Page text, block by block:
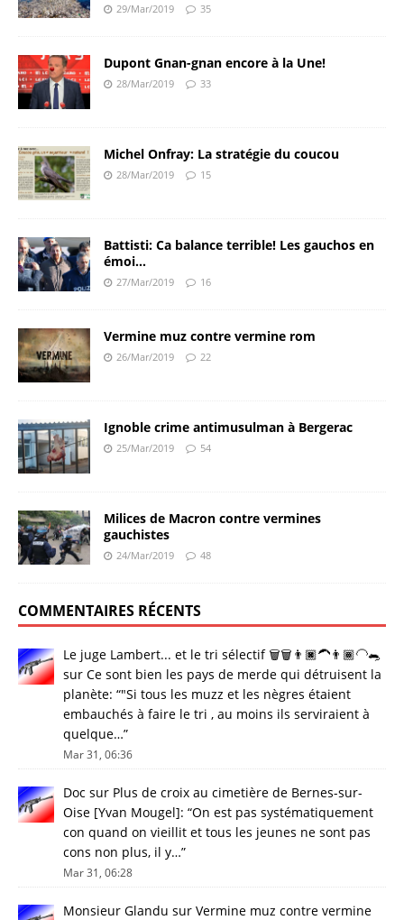
29/Mar/2019 35
Dupont Gnan-gnan encore à la Une!
28/Mar/2019 33
Michel Onfray: La stratégie du coucou
28/Mar/2019 15
Battisti: Ca balance terrible! Les gauchos en
émoi…
27/Mar/2019 16
Vermine muz contre vermine rom
26/Mar/2019 22
Ignoble crime antimusulman à Bergerac
25/Mar/2019 54
Milices de Macron contre vermines
gauchistes
24/Mar/2019 48
COMMENTAIRES RÉCENTS
Le juge Lambert... et le tri sélectif 🗑🗑👨🏿‍🦱👨🏾‍🦲🐀
sur Ce sont bien les pays de merde qui détruisent la
planète: “"Si tous les muzz et les nègres étaient
embauchés à faire le tri , au moins ils serviraient à
quelque…”
Mar 31, 06:36
Doc sur Plus de croix au cimetière de Bernes-sur-
Oise [Yvan Mougel]: “On est pas systématiquement
con quand on vieillit et tous les jeunes ne sont pas
cons non plus, il y…”
Mar 31, 06:28
Monsieur Glandu sur Vermine muz contre vermine